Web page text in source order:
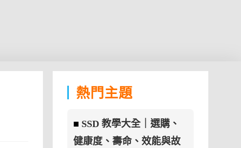
熱門主題
■ SSD 教學大全｜選購、
健康度、壽命、效能與故